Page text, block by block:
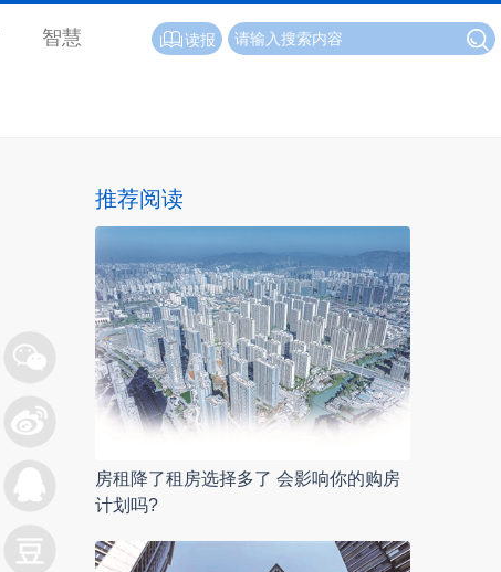
智慧 读报
推荐阅读
房租降了租房选择多了 会影响你的购房
计划吗?